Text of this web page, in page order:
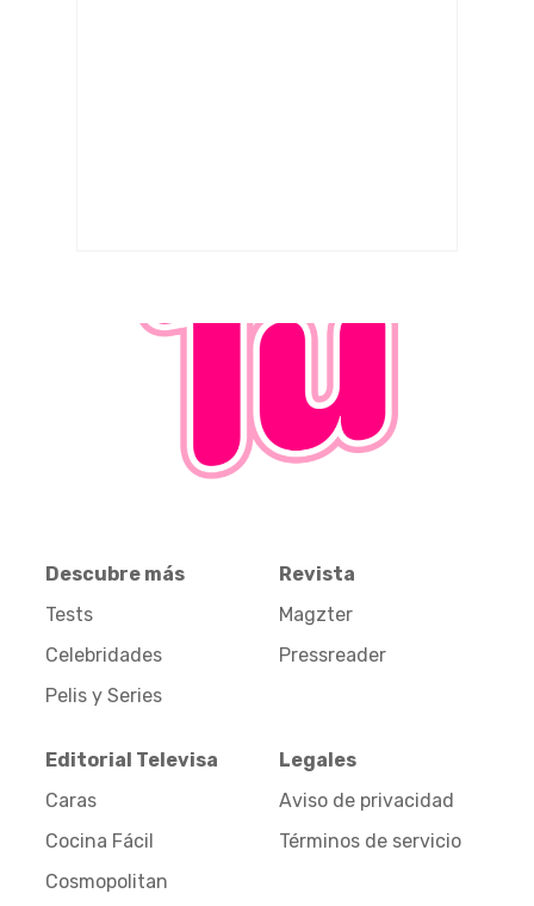
Descubre más
Tests
Celebridades
Pelis y Series
Revista
Magzter
Pressreader
Editorial Televisa
Caras
Cocina Fácil
Cosmopolitan
Legales
Aviso de privacidad
Términos de servicio